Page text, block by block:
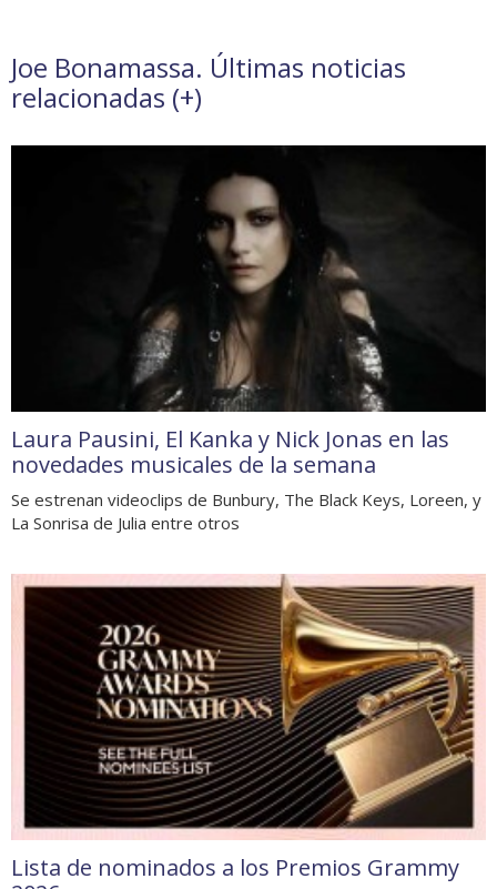
Joe Bonamassa. Últimas noticias
relacionadas (+)
Laura Pausini, El Kanka y Nick Jonas en las
novedades musicales de la semana
Se estrenan videoclips de Bunbury, The Black Keys, Loreen, y
La Sonrisa de Julia entre otros
Lista de nominados a los Premios Grammy